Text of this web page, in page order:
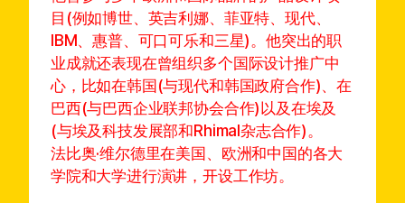
目(例如博世、英吉利娜、菲亚特、现代、
IBM、惠普、可口可乐和三星)。他突出的职
业成就还表现在曾组织多个国际设计推广中
心，比如在韩国(与现代和韩国政府合作)、在
巴西(与巴西企业联邦协会合作)以及在埃及
(与埃及科技发展部和Rhimal杂志合作)。
法比奥·维尔德里在美国、欧洲和中国的各大
学院和大学进行演讲，开设工作坊。